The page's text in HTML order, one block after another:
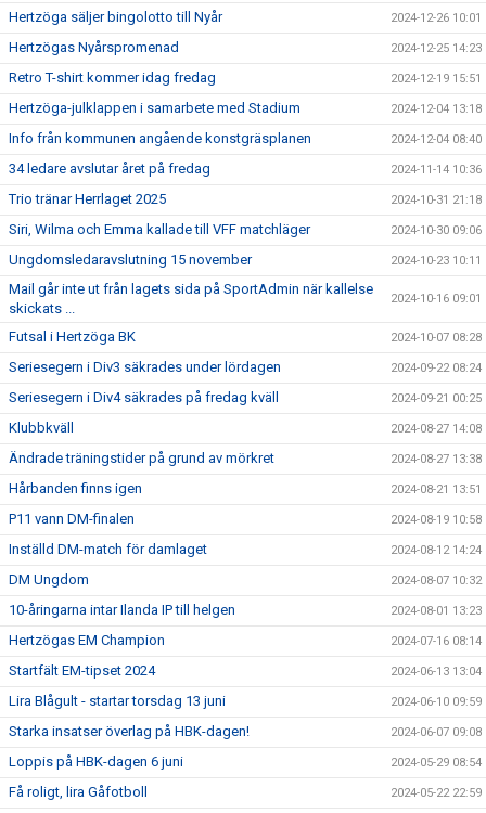
Hertzöga säljer bingolotto till Nyår 2024-12-26 10:01
Hertzögas Nyårspromenad 2024-12-25 14:23
Retro T-shirt kommer idag fredag 2024-12-19 15:51
Hertzöga-julklappen i samarbete med Stadium 2024-12-04 13:18
Info från kommunen angående konstgräsplanen 2024-12-04 08:40
34 ledare avslutar året på fredag 2024-11-14 10:36
Trio tränar Herrlaget 2025 2024-10-31 21:18
Siri, Wilma och Emma kallade till VFF matchläger 2024-10-30 09:06
Ungdomsledaravslutning 15 november 2024-10-23 10:11
Mail går inte ut från lagets sida på SportAdmin när kallelse
skickats ...
2024-10-16 09:01
Futsal i Hertzöga BK 2024-10-07 08:28
Seriesegern i Div3 säkrades under lördagen 2024-09-22 08:24
Seriesegern i Div4 säkrades på fredag kväll 2024-09-21 00:25
Klubbkväll 2024-08-27 14:08
Ändrade träningstider på grund av mörkret 2024-08-27 13:38
Hårbanden finns igen 2024-08-21 13:51
P11 vann DM-finalen 2024-08-19 10:58
Inställd DM-match för damlaget 2024-08-12 14:24
DM Ungdom 2024-08-07 10:32
10-åringarna intar Ilanda IP till helgen 2024-08-01 13:23
Hertzögas EM Champion 2024-07-16 08:14
Startfält EM-tipset 2024 2024-06-13 13:04
Lira Blågult - startar torsdag 13 juni 2024-06-10 09:59
Starka insatser överlag på HBK-dagen! 2024-06-07 09:08
Loppis på HBK-dagen 6 juni 2024-05-29 08:54
Få roligt, lira Gåfotboll 2024-05-22 22:59